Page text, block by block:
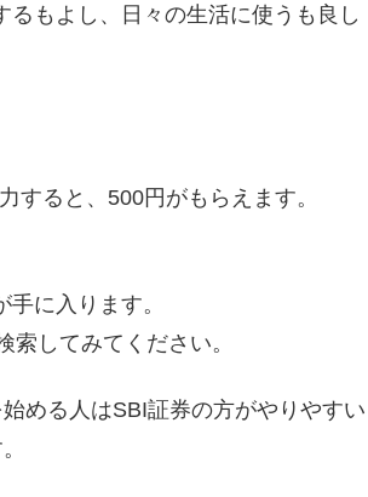
もよし、日々の生活に使うも良し
すると、500円がもらえます。
に入ります。
してみてください。
める人はSBI証券の方がやりやすい